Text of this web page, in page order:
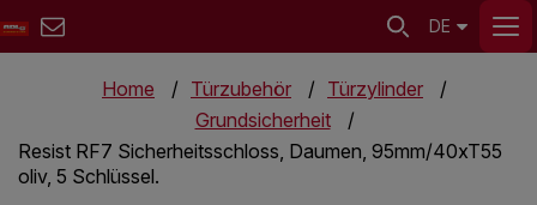
DE
Home Türzubehör
Türzylinder
Grundsicherheit
Resist RF7 Sicherheitsschloss, Daumen, 95mm/40xT55
oliv, 5 Schlüssel.